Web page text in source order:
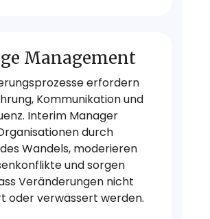
Management
erfordern
Kommunikation und
Interim Manager
durch
Wandels, moderieren
und sorgen
Veränderungen nicht
oder verwässert werden.